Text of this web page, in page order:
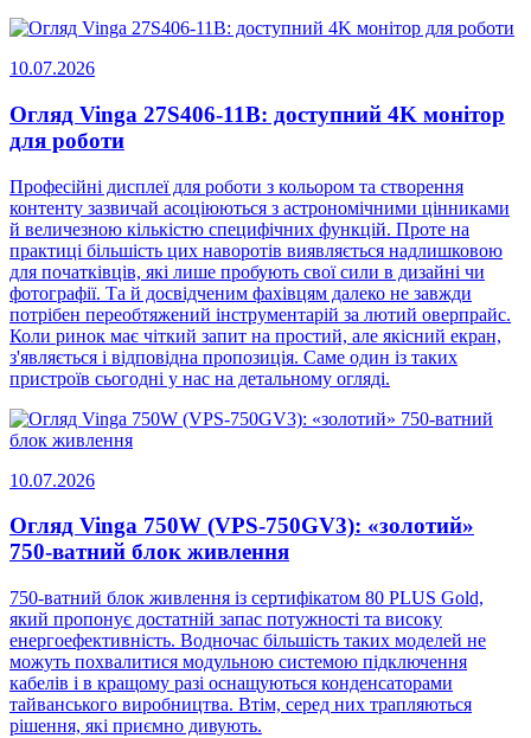
10.07.2026
Огляд Vinga 27S406-11B: доступний 4K монітор
для роботи
Професійні дисплеї для роботи з кольором та створення
контенту зазвичай асоціюються з астрономічними цінниками
й величезною кількістю специфічних функцій. Проте на
практиці більшість цих наворотів виявляється надлишковою
для початківців, які лише пробують свої сили в дизайні чи
фотографії. Та й досвідченим фахівцям далеко не завжди
потрібен переобтяжений інструментарій за лютий оверпрайс.
Коли ринок має чіткий запит на простий, але якісний екран,
з'являється і відповідна пропозиція. Саме один із таких
пристроїв сьогодні у нас на детальному огляді.
10.07.2026
Огляд Vinga 750W (VPS-750GV3): «золотий»
750-ватний блок живлення
750-ватний блок живлення із сертифікатом 80 PLUS Gold,
який пропонує достатній запас потужності та високу
енергоефективність. Водночас більшість таких моделей не
можуть похвалитися модульною системою підключення
кабелів і в кращому разі оснащуються конденсаторами
тайванського виробництва. Втім, серед них трапляються
рішення, які приємно дивують.